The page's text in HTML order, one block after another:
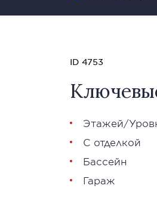
ID 4753
Этажей/
С отделкой
Бассейн
Гараж